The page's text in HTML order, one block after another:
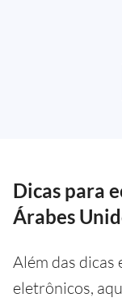
Dicas para
Árabes
Além das dicas
eletrônicos,